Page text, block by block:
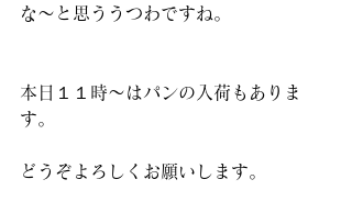
な〜と思ううつわですね。
本日１１時〜はパンの入荷もありま
す。
どうぞよろしくお願いします。